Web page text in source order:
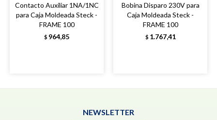
Contacto Auxiliar 1NA/1NC
para Caja Moldeada Steck -
FRAME 100
$ 964,85
Bobina Disparo 230V para
Caja Moldeada Steck -
FRAME 100
$ 1.767,41
NEWSLETTER